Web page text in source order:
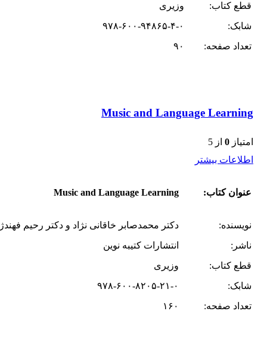
قطع کتاب:
وزیری
شابک:
۹۷۸-۶۰۰-۹۴۸۶۵-۴-۰
تعداد صفحه:
۹۰
Music and Language Learning
امتیاز 0 از 5
اطلاعات بیشتر
عنوان کتاب: Music and Language Learning
نویسنده:
دکتر محمد‌صابر خاقانی نژاد و دکتر رحیم
ناشر:
انتشارات کتیبه نوین
قطع کتاب:
وزیری
شابک:
۹۷۸-۶۰۰-۸۲۰۵-۲۱-۰
تعداد صفحه:
۱۶۰